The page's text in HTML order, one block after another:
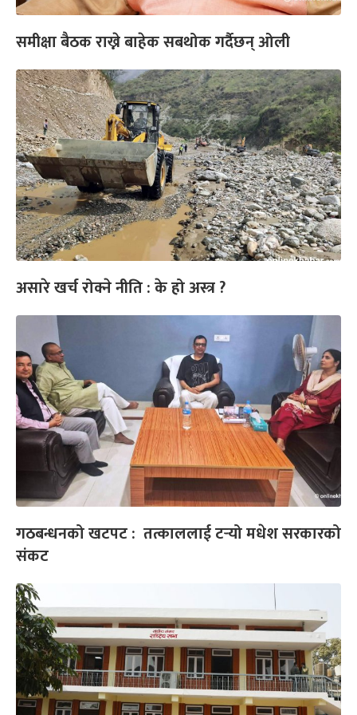
समीक्षा बैठक राख्ने बाहेक सबथोक गर्दैछन् ओली
असारे खर्च रोक्ने नीति : के हो अस्त्र ?
गठबन्धनको खटपट : तत्काललाई टर्‍यो मधेश सरकारको
संकट